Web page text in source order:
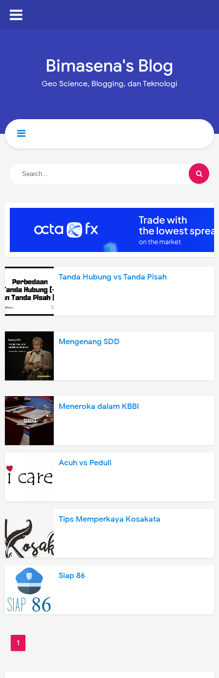
Bimasena's Blog
Geo Science, Blogging, dan Teknologi
Tanda Hubung vs Tanda Pisah
Mengenang SDD
Meneroka dalam KBBI
Acuh vs Peduli
Tips Memperkaya Kosakata
Siap 86
1